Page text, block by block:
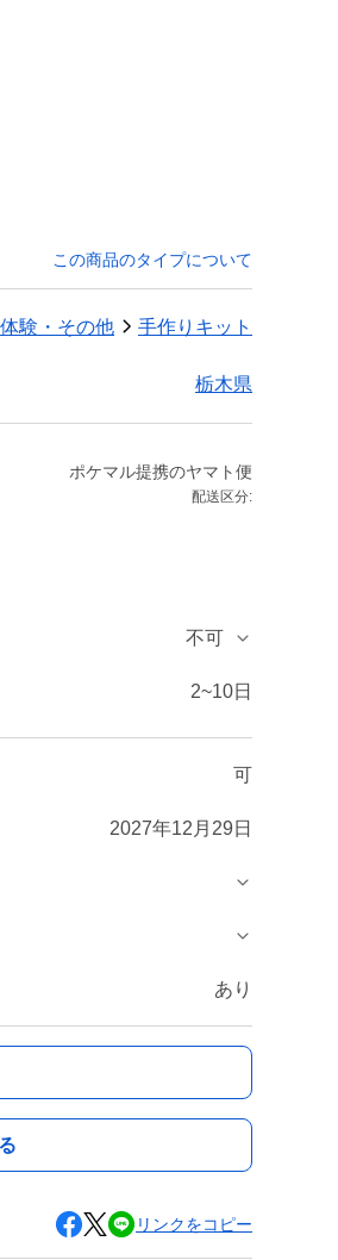
この商品のタイプについて
体験・その他 手作りキット
栃木県
ポケマル提携のヤマト便
配送区分:
不可
2~10日
可
2027年12月29日
あり
リンクをコピー